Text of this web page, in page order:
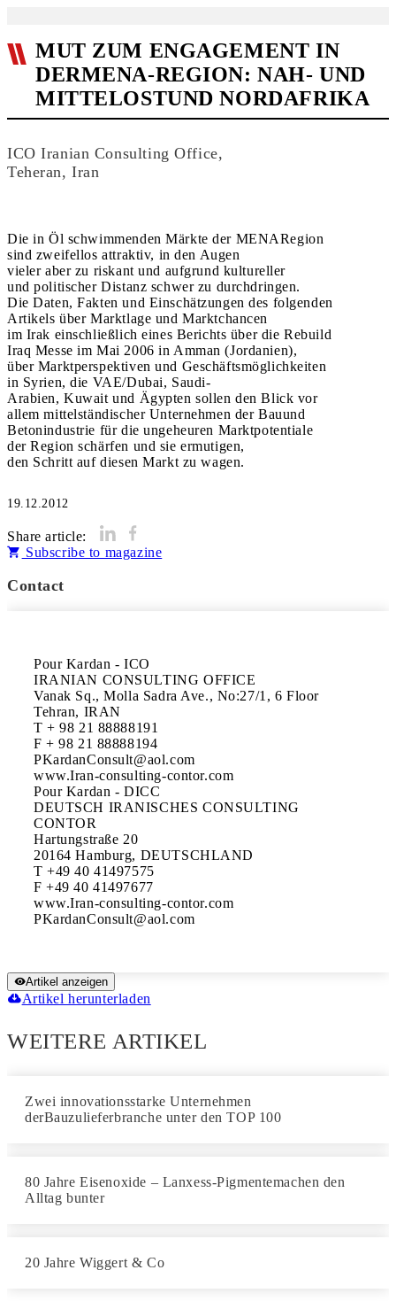
MUT ZUM ENGAGEMENT IN
DERMENA-REGION: NAH- UND
MITTELOSTUND NORDAFRIKA
ICO Iranian Consulting Office,
Teheran, Iran
Die in Öl schwimmenden Märkte der MENARegion
sind zweifellos attraktiv, in den Augen
vieler aber zu riskant und aufgrund kultureller
und politischer Distanz schwer zu durchdringen.
Die Daten, Fakten und Einschätzungen des folgenden
Artikels über Marktlage und Marktchancen
im Irak einschließlich eines Berichts über die Rebuild
Iraq Messe im Mai 2006 in Amman (Jordanien),
über Marktperspektiven und Geschäftsmöglichkeiten
in Syrien, die VAE/Dubai, Saudi-
Arabien, Kuwait und Ägypten sollen den Blick vor
allem mittelständischer Unternehmen der Bauund
Betonindustrie für die ungeheuren Marktpotentiale
der Region schärfen und sie ermutigen,
den Schritt auf diesen Markt zu wagen.
19.12.2012
Share article:
Subscribe to magazine
Contact
Pour Kardan - ICO
IRANIAN CONSULTING OFFICE
Vanak Sq., Molla Sadra Ave., No:27/1, 6 Floor
Tehran, IRAN
T + 98 21 88888191
F + 98 21 88888194
PKardanConsult@aol.com
www.Iran-consulting-contor.com
Pour Kardan - DICC
DEUTSCH IRANISCHES CONSULTING
CONTOR
Hartungstraße 20
20164 Hamburg, DEUTSCHLAND
T +49 40 41497575
F +49 40 41497677
www.Iran-consulting-contor.com
Artikel anzeigen
Artikel herunterladen
WEITERE ARTIKEL
Zwei innovationsstarke Unternehmen
derBauzulieferbranche unter den TOP 100
80 Jahre Eisenoxide – Lanxess-Pigmentemachen den
Alltag bunter
20 Jahre Wiggert & Co